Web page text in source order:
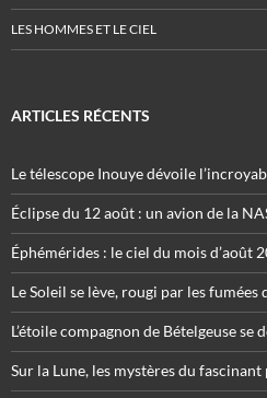
LES HOMMES ET LE CIEL
ARTICLES RÉCENTS
Le télescope Inouye dévoile
Éclipse du 12 août : un avion de la
Éphémérides : le ciel du mois d’août
Le Soleil se lève, rougi par les fumées
L’étoile compagnon de Bételgeuse se
Sur la Lune, les mystères du